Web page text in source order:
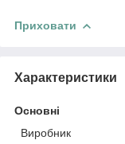
Приховати
Характеристики
Основні
Виробник